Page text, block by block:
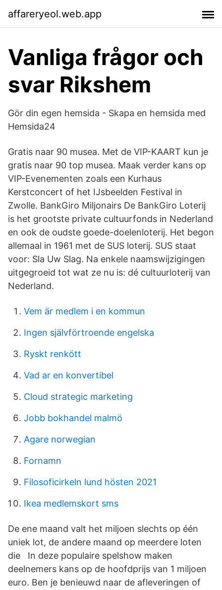
affareryeol.web.app
Vanliga frågor och
svar Rikshem
Gör din egen hemsida - Skapa en hemsida med
Hemsida24
Gratis naar 90 musea. Met de VIP-KAART kun je
gratis naar 90 top musea. Maak verder kans op
VIP-Evenementen zoals een Kurhaus
Kerstconcert of het IJsbeelden Festival in
Zwolle. BankGiro Miljonairs De BankGiro Loterij
is het grootste private cultuurfonds in Nederland
en ook de oudste goede-doelenloterij. Het begon
allemaal in 1961 met de SUS loterij. SUS staat
voor: Sla Uw Slag. Na enkele naamswijzigingen
uitgegroeid tot wat ze nu is: dé cultuurloterij van
Nederland.
Vem är medlem i en kommun
Ingen självförtroende engelska
Ryskt renkött
Vad ar en konvertibel
Cloud strategic marketing
Jobb bokhandel malmö
Agare norwegian
Fornamn
Filosoficirkeln lund hösten 2021
Ikea medlemskort sms
De ene maand valt het miljoen slechts op één
uniek lot, de andere maand op meerdere loten
die In deze populaire spelshow maken
deelnemers kans op de hoofdprijs van 1 miljoen
euro. Ben je benieuwd naar de afleveringen of